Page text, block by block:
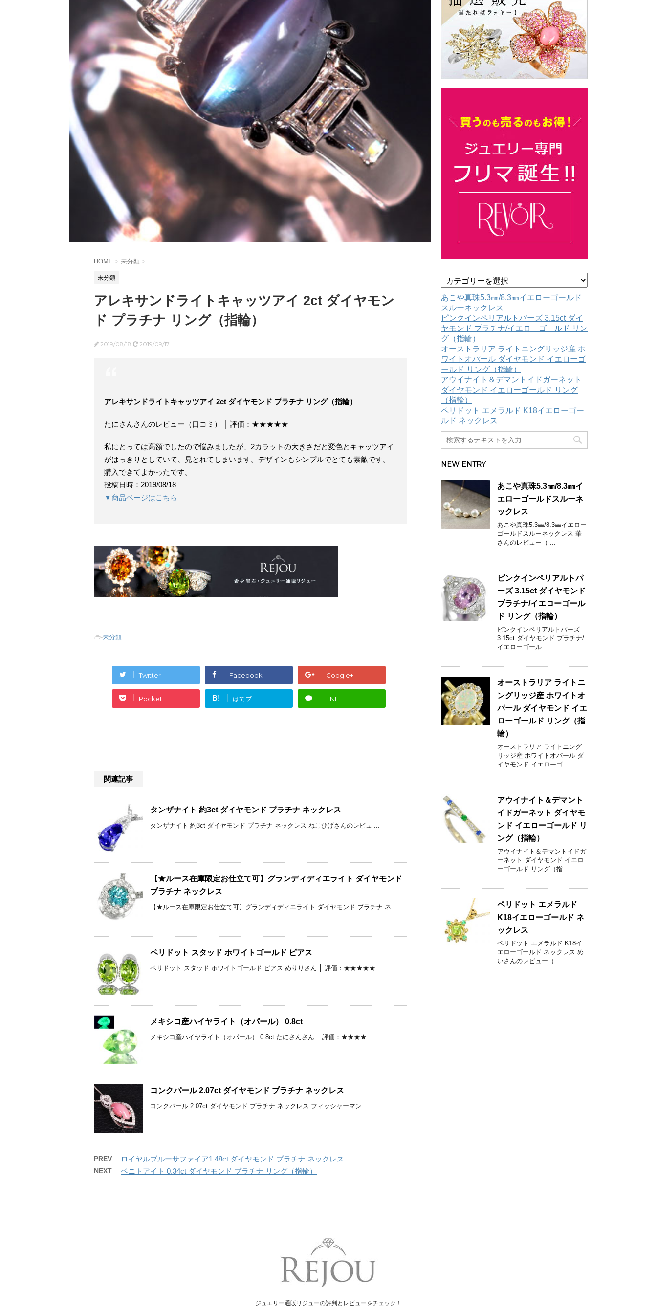
HOME > 未分類 >
未分類
アレキサンドライトキャッツアイ 2ct ダイヤモン
ド プラチナ リング（指輪）
2019/08/18 2019/09/17
アレキサンドライトキャッツアイ 2ct ダイヤモンド プラチナ リング（指輪）
たにさんさんのレビュー（口コミ） │ 評価：★★★★★
私にとっては高額でしたので悩みましたが、2カラットの大きさだと変色とキャッツアイ
がはっきりとしていて、見とれてしまいます。デザインもシンプルでとても素敵です。
購入できてよかったです。
投稿日時：2019/08/18
▼商品ページはこちら
-未分類
Twitter Facebook Google+
Pocket B! はてブ LINE
関連記事
タンザナイト 約3ct ダイヤモンド プラチナ ネックレス
タンザナイト 約3ct ダイヤモンド プラチナ ネックレス ねこひげさんのレビュ ...
【★ルース在庫限定お仕立て可】グランディディエライト ダイヤモンド
プラチナ ネックレス
【★ルース在庫限定お仕立て可】グランディディエライト ダイヤモンド プラチナ ネ ...
ペリドット スタッド ホワイトゴールド ピアス
ペリドット スタッド ホワイトゴールド ピアス めりりさん │ 評価：★★★★★ ...
メキシコ産ハイヤライト（オパール） 0.8ct
メキシコ産ハイヤライト（オパール） 0.8ct たにさんさん │ 評価：★★★★ ...
コンクパール 2.07ct ダイヤモンド プラチナ ネックレス
コンクパール 2.07ct ダイヤモンド プラチナ ネックレス フィッシャーマン ...
PREV ロイヤルブルーサファイア1.48ct ダイヤモンド プラチナ ネックレス
NEXT ベニトアイト 0.34ct ダイヤモンド プラチナ リング（指輪）
テ
ゴ
リ
ー
あこや真珠5.3㎜/8.3㎜イエローゴールド
スルーネックレス
ピンクインペリアルトパーズ 3.15ct ダイ
ヤモンド プラチナ/イエローゴールド リン
グ（指輪）
オーストラリア ライトニングリッジ産 ホ
ワイトオパール ダイヤモンド イエローゴ
ールド リング（指輪）
アウイナイト＆デマントイドガーネット
ダイヤモンド イエローゴールド リング
（指輪）
ペリドット エメラルド K18イエローゴー
ルド ネックレス
NEW ENTRY
あこや真珠5.3㎜/8.3㎜イ
エローゴールドスルーネ
ックレス
あこや真珠5.3㎜/8.3㎜イエロー
ゴールドスルーネックレス 華
さんのレビュー（ ...
ピンクインペリアルトパ
ーズ 3.15ct ダイヤモンド
プラチナ/イエローゴール
ド リング（指輪）
ピンクインペリアルトパーズ
3.15ct ダイヤモンド プラチナ/
イエローゴール ...
オーストラリア ライトニ
ングリッジ産 ホワイトオ
パール ダイヤモンド イエ
ローゴールド リング（指
輪）
オーストラリア ライトニング
リッジ産 ホワイトオパール ダ
イヤモンド イエローゴ ...
アウイナイト＆デマント
イドガーネット ダイヤモ
ンド イエローゴールド リ
ング（指輪）
アウイナイト＆デマントイドガ
ーネット ダイヤモンド イエロ
ーゴールド リング（指 ...
ペリドット エメラルド
K18イエローゴールド ネ
ックレス
ペリドット エメラルド K18イ
エローゴールド ネックレス め
いさんのレビュー（ ...
ジュエリー通販リジューの評判とレビューをチェック！